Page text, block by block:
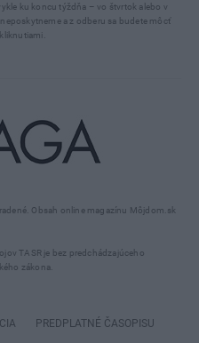
Obsah online magazínu Môjdom.sk
TASR je bez predchádzajúceho
zákona.
ku koncu týždňa – vo štvrtok alebo v
a z odberu sa budete môcť
PREDPLATNÉ ČASOPISU